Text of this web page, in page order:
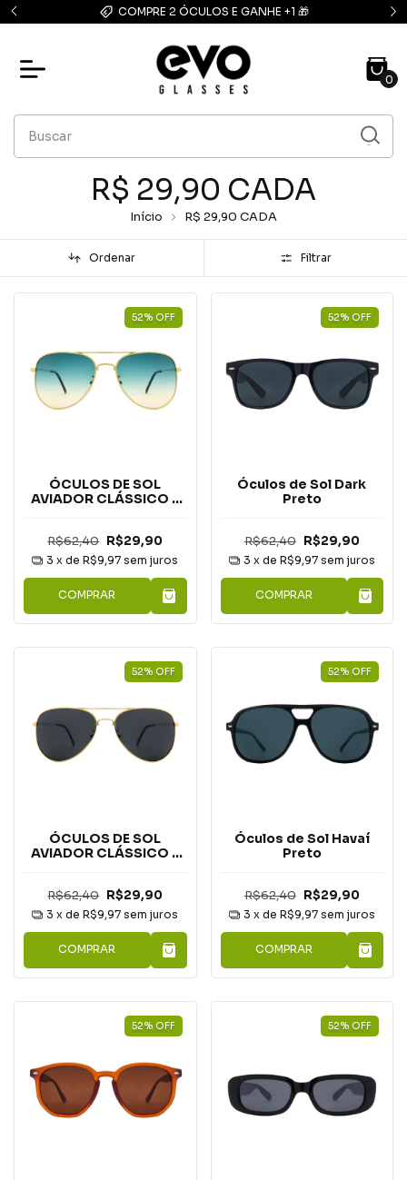
FRETE GRÁTIS: compras acima de R$139,90
0
R$ 29,90 CADA
Início R$ 29,90 CADA
Ordenar Filtrar
52% OFF
ÓCULOS DE SOL
AVIADOR CLÁSSICO -
R$62,40 R$29,90
3 x deR$9,97 sem juros
COMPRAR
52% OFF
Óculos de Sol Dark
Preto
R$62,40 R$29,90
3 x de R$9,97 sem juros
COMPRAR
52% OFF
ÓCULOS DE SOL
AVIADOR CLÁSSICO -
R$62,40 R$29,90
3 x deR$9,97 sem juros
COMPRAR
52% OFF
Óculos de Sol Havaí
Preto
R$62,40 R$29,90
3 x de R$9,97 sem juros
COMPRAR
52% OFF 52% OFF